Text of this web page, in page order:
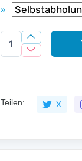
»
Teilen: X